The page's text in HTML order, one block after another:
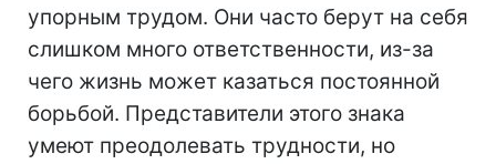
упорным трудом. Они часто берут на себя
слишком много ответственности, из-за
чего жизнь может казаться постоянной
борьбой. Представители этого знака
умеют преодолевать трудности, но